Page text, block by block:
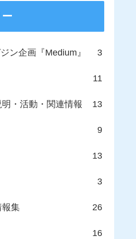
ン企画『Medium』 3
11
・活動・関連情報 13
9
13
3
報集 26
16